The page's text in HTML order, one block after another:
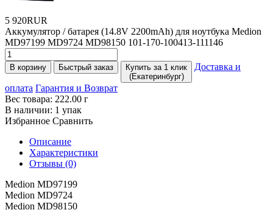
5 920RUR
Аккумулятор / батарея (14.8V 2200mAh) для ноутбука Medion
MD97199 MD9724 MD98150 101-170-100413-111146
В корзину Быстрый заказ
Купить за 1 клик
(Екатеринбург)
Доставка и
оплата Гарантия и Возврат
Вес товара: 222.00 г
В наличии: 1 упак
Избранное Сравнить
Описание
Характеристики
Отзывы (0)
Medion MD97199
Medion MD9724
Medion MD98150